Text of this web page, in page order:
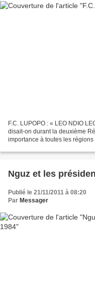
F.C. LUPOPO : « LEO NDIO
disait-on durant la deuxième
importance à toutes les
Nguz et les
Publié le 21/11/2011 à 08:20
Par Messager